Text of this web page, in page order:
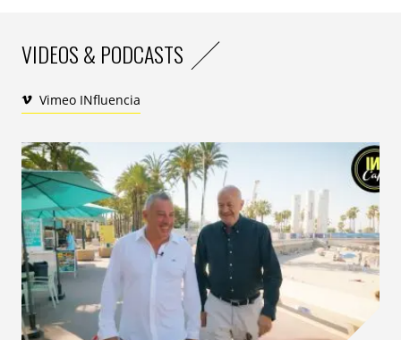
VIDEOS & PODCASTS
Vimeo INfluencia